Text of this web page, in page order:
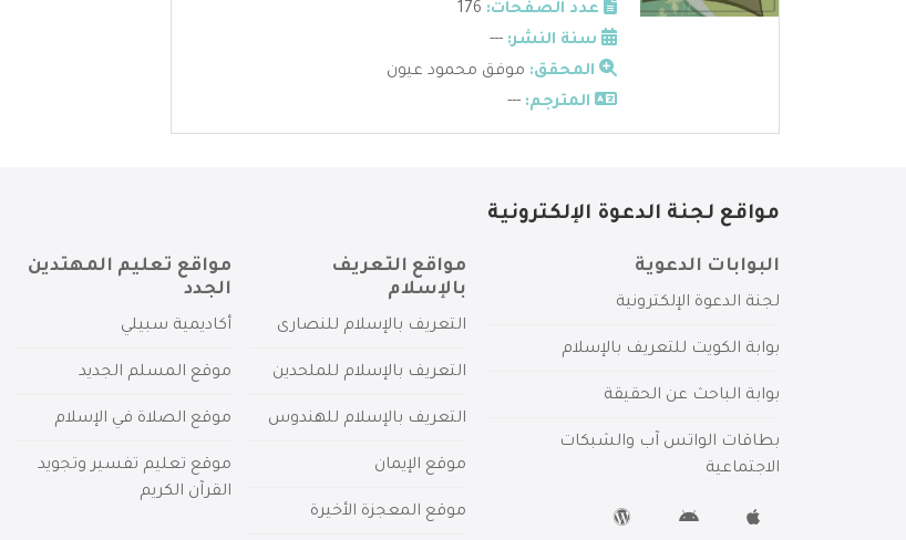
عدد الصفحات:
سنة النشر: ---
المحقق: موفق محمود عيون
المترجم: ---
مواقع لجنة الدعوة الإلكترونية
البوابات الدعوية
لجنة الدعوة الإلكترونية
بوابة الكويت للتعريف بالإسلام
بوابة الباحث عن الحقيقة
بطاقات الواتس آب والشبكات
الاجتماعية
مواقع التعريف
بالإسلام
التعريف بالإسلام للنصارى
التعريف بالإسلام للملحدين
التعريف بالإسلام للهندوس
موقع الإيمان
موقع المعجزة الأخيرة
مواقع تعليم المهتدين
الجدد
أكاديمية سبيلي
موقع المسلم الجديد
موقع الصلاة في الإسلام
موقع تعليم تفسير وتجويد
القرآن الكريم